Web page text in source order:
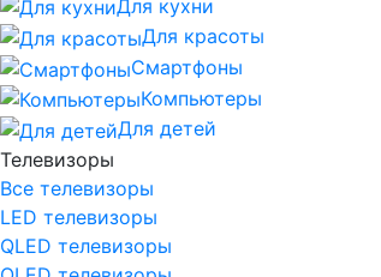
Для кухни
Для красоты
Смартфоны
Компьютеры
Для детей
Телевизоры
Все телевизоры
LED телевизоры
QLED телевизоры